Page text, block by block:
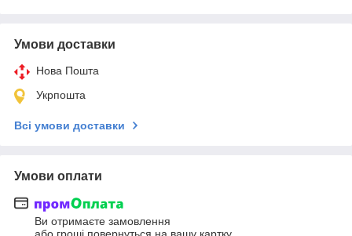
Умови доставки
Нова Пошта
Укрпошта
Всі умови доставки
Умови оплати
Ви отримаєте замовлення